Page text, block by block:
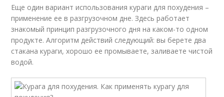
Еще один вариант использования кураги для похудения –
применение ее в разгрузочном дне. Здесь работает
знакомый принцип разгрузочного дня на каком-то одном
продукте. Алгоритм действий следующий: вы берете два
стакана кураги, хорошо ее промываете, заливаете чистой
водой.